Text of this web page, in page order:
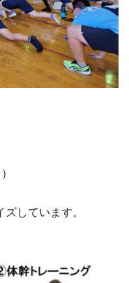
しています。